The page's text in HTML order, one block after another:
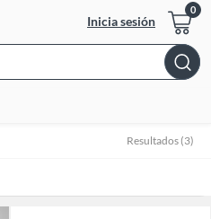
Inicia sesión
Bar
Resultados (3)